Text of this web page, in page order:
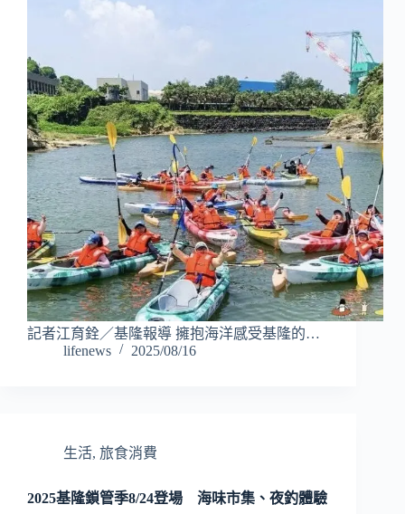
記者江育銓／基隆報導 擁抱海洋感受基隆的…
lifenews
2025/08/16
生活, 旅食消費
2025基隆鎖管季8/24登場 海味市集、夜釣體驗